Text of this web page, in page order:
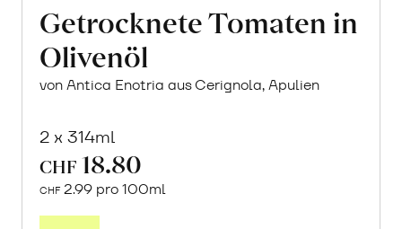
Getrocknete Tomaten in
Olivenöl
von Antica Enotria aus Cerignola, Apulien
2 x 314ml
CHF 18.80
CHF 2.99 pro 100ml